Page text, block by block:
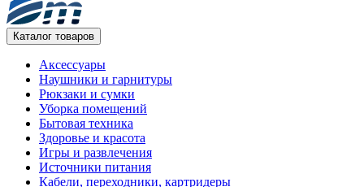
Каталог товаров
Аксессуары
Наушники и гарнитуры
Рюкзаки и сумки
Уборка помещений
Бытовая техника
Здоровье и красота
Игры и развлечения
Источники питания
Кабели, переходники, картридеры